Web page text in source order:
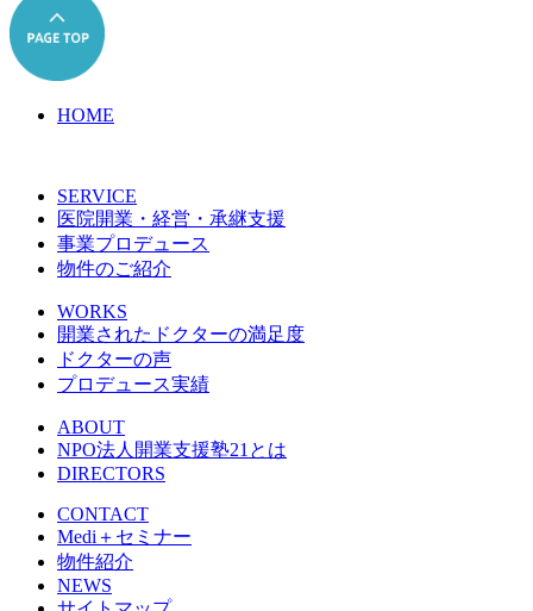
HOME
SERVICE
医院開業・経営・承継支援
事業プロデュース
物件のご紹介
WORKS
開業されたドクターの満足度
ドクターの声
プロデュース実績
ABOUT
NPO法人開業支援塾21とは
DIRECTORS
CONTACT
Medi＋セミナー
物件紹介
NEWS